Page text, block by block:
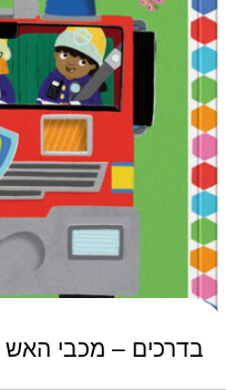
בדרכים – מכבי האש
כמות בדרכים - מכבי האש